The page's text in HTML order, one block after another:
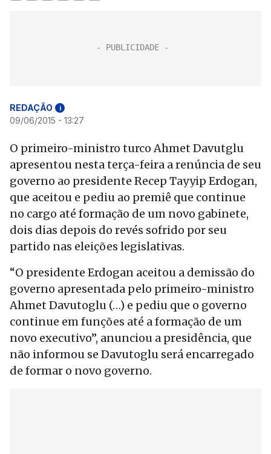
REDAÇÃO i
09/06/2015 - 13:27
O primeiro-ministro turco Ahmet Davutglu
apresentou nesta terça-feira a renúncia de seu
governo ao presidente Recep Tayyip Erdogan,
que aceitou e pediu ao premiê que continue
no cargo até formação de um novo gabinete,
dois dias depois do revés sofrido por seu
partido nas eleições legislativas.
“O presidente Erdogan aceitou a demissão do
governo apresentada pelo primeiro-ministro
Ahmet Davutoglu (…) e pediu que o governo
continue em funções até a formação de um
novo executivo”, anunciou a presidência, que
não informou se Davutoglu será encarregado
de formar o novo governo.